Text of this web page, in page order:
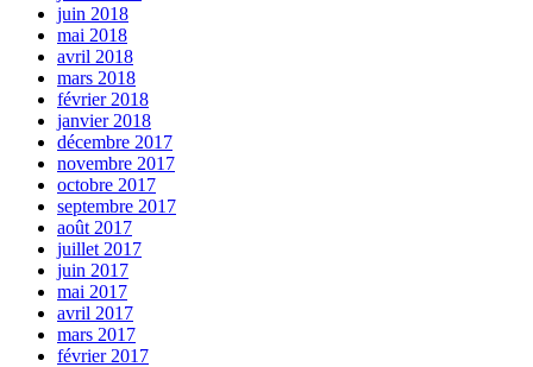
juin 2018
mai 2018
avril 2018
mars 2018
février 2018
janvier 2018
décembre 2017
novembre 2017
octobre 2017
septembre 2017
août 2017
juillet 2017
juin 2017
mai 2017
avril 2017
mars 2017
février 2017